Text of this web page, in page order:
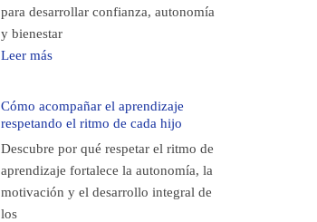
para desarrollar confianza, autonomía
y bienestar
Leer más
Cómo acompañar el aprendizaje
respetando el ritmo de cada hijo
Descubre por qué respetar el ritmo de
aprendizaje fortalece la autonomía, la
motivación y el desarrollo integral de
los